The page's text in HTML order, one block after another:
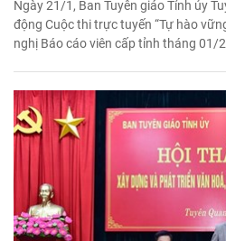
Ngày 21/1, Ban Tuyên giáo Tỉnh ủy
động Cuộc thi trực tuyến “Tự hào
nghị Báo cáo viên cấp tỉnh tháng 01/